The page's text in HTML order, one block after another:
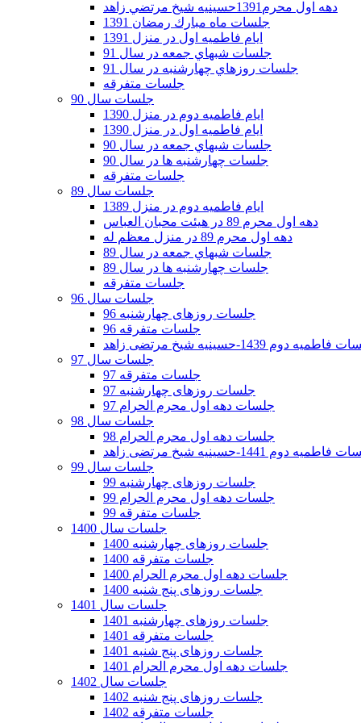
دهه اول محرم1391حسينيه شيخ مرتضي زاهد
جلسات ماه مبارك رمضان 1391
ايام فاطميه اول در منزل 1391
جلسات شبهاي جمعه در سال 91
جلسات روزهاي چهارشنبه در سال 91
جلسات متفرقه
جلسات سال 90
ایام فاطمیه دوم در منزل 1390
ایام فاطمیه اول در منزل 1390
جلسات شبهاي جمعه در سال 90
جلسات چهارشنبه ها در سال 90
جلسات متفرقه
جلسات سال 89
ایام فاطمیه دوم در منزل 1389
دهه اول محرم 89 در هیئت محبان العباس
دهه اول محرم 89 در منزل معظم له
جلسات شبهاي جمعه در سال 89
جلسات چهارشنبه ها در سال 89
جلسات متفرقه
جلسات سال 96
جلسات روزهای چهارشنبه 96
جلسات متفرقه 96
دوم 1439-حسینیه شیخ مرتضی زاهد
جلسات سال 97
جلسات متفرقه 97
جلسات روزهای چهارشنبه 97
جلسات دهه اول محرم الحرام 97
جلسات سال 98
جلسات دهه اول محرم الحرام 98
دوم 1441-حسینیه شیخ مرتضی زاهد
جلسات سال 99
جلسات روزهای چهارشنبه 99
جلسات دهه اول محرم الحرام 99
جلسات متفرقه 99
جلسات سال 1400
جلسات روزهای چهارشنبه 1400
جلسات متفرقه 1400
جلسات دهه اول محرم الحرام 1400
جلسات روزهای پنج شنبه 1400
جلسات سال 1401
جلسات روزهای چهارشنبه 1401
جلسات متفرقه 1401
جلسات روزهای پنج شنبه 1401
جلسات دهه اول محرم الحرام 1401
جلسات سال 1402
جلسات روزهای پنج شنبه 1402
جلسات متفرقه 1402